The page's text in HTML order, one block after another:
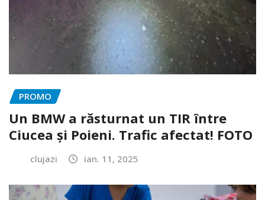
PROMO
Un BMW a răsturnat un TIR între
Ciucea și Poieni. Trafic afectat! FOTO
clujazi ian. 11, 2025